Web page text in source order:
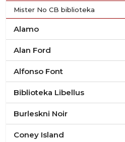
Mister No CB biblioteka
Alamo
Alan Ford
Alfonso Font
Biblioteka Libellus
Burleskni Noir
Coney Island